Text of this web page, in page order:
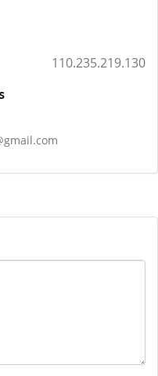
110.235.219.130